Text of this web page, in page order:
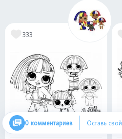
333
0 комментариев Оставь